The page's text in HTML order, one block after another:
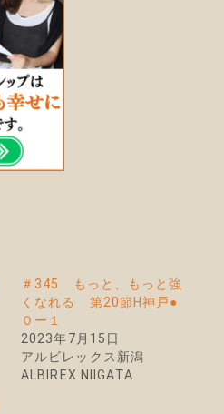
＃345 もっと、もっと強
くなれる 第20節H神戸●
０ー１
2023年7月15日
アルビレックス新潟
ALBIREX NIIGATA